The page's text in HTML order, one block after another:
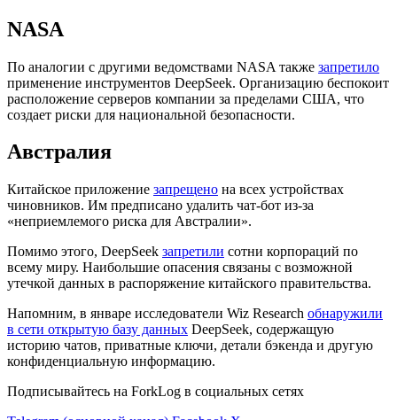
NASA
По аналогии с другими ведомствами NASA также запретило
применение инструментов DeepSeek. Организацию беспокоит
расположение серверов компании за пределами США, что
создает риски для национальной безопасности.
Австралия
Китайское приложение запрещено на всех устройствах
чиновников. Им предписано удалить чат-бот из-за
«неприемлемого риска для Австралии».
Помимо этого, DeepSeek запретили сотни корпораций по
всему миру. Наибольшие опасения связаны с возможной
утечкой данных в распоряжение китайского правительства.
Напомним, в январе исследователи Wiz Research обнаружили
в сети открытую базу данных DeepSeek, содержащую
историю чатов, приватные ключи, детали бэкенда и другую
конфиденциальную информацию.
Подписывайтесь на ForkLog в социальных сетях